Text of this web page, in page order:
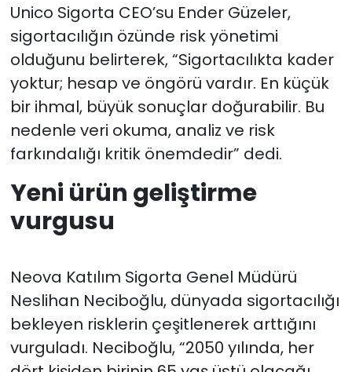
Unico Sigorta CEO’su Ender Güzeler,
sigortacılığın özünde risk yönetimi
olduğunu belirterek, “Sigortacılıkta kader
yoktur; hesap ve öngörü vardır. En küçük
bir ihmal, büyük sonuçlar doğurabilir. Bu
nedenle veri okuma, analiz ve risk
farkındalığı kritik önemdedir” dedi.
Yeni ürün geliştirme
vurgusu
Neova Katılım Sigorta Genel Müdürü
Neslihan Neciboğlu, dünyada sigortacılığı
bekleyen risklerin çeşitlenerek arttığını
vurguladı. Neciboğlu, “2050 yılında, her